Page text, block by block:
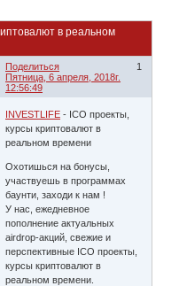
в реальном
Поделиться
1
Пятница, 6 апреля, 2018г.
12:56:49
INVESTLIFE - ICO проекты,
курсы криптовалют в
реальном времени
Охотишься на бонусы,
участвуешь в программах
баунти, заходи к нам !
У нас, ежедневное
пополнение актуальных
airdrop-акций, свежие и
перспективные ICO проекты,
курсы криптовалют в
реальном времени.